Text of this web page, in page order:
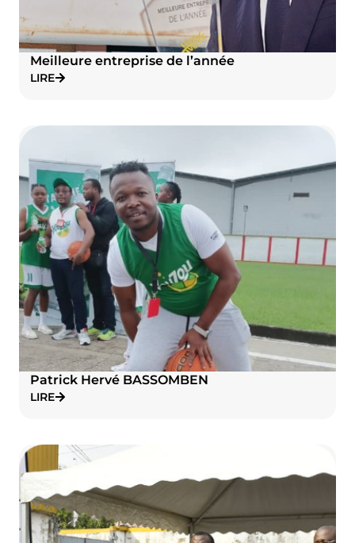
Meilleure entreprise de l’année
LIRE
Patrick Hervé BASSOMBEN
LIRE